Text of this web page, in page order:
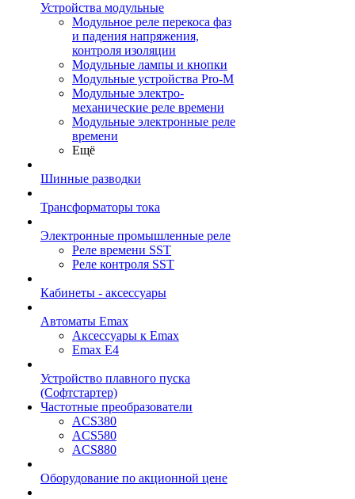
Устройства модульные
Модульное реле перекоса фаз
и падения напряжения,
контроля изоляции
Модульные лампы и кнопки
Модульные устройства Pro-M
Модульные электро-
механические реле времени
Модульные электронные реле
времени
Ещё
Шинные разводки
Трансформаторы тока
Электронные промышленные реле
Реле времени SST
Реле контроля SST
Кабинеты - аксессуары
Автоматы Emax
Аксессуары к Emax
Emax E4
Устройство плавного пуска
(Софтстартер)
Частотные преобразователи
ACS380
ACS580
ACS880
Оборудование по акционной цене